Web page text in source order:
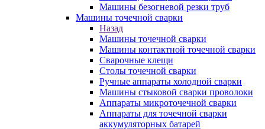
Машины безогневой резки труб
Машины точечной сварки
Назад
Машины точечной сварки
Машины контактной точечной сварки
Сварочные клещи
Столы точечной сварки
Ручные аппараты холодной сварки
Машины стыковой сварки проволоки
Аппараты микроточечной сварки
Аппараты для точечной сварки
аккумуляторных батарей